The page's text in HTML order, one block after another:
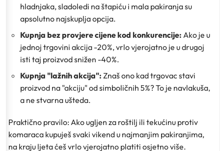
hladnjaka, sladoledi na štapiću i mala pakiranja su
apsolutno najskuplja opcija.
Kupnja bez provjere cijene kod konkurencije: Ako je u
jednoj trgovini akcija -20%, vrlo vjerojatno je u drugoj
isti taj proizvod snižen -40%.
Kupnja "lažnih akcija": Znaš ono kad trgovac stavi
proizvod na "akciju" od simboličnih 5%? To je navlakuša,
a ne stvarna ušteda.
Praktično pravilo: Ako ugljen za roštilj ili tekućinu protiv
komaraca kupuješ svaki vikend u najmanjim pakiranjima,
na kraju ljeta ćeš vrlo vjerojatno platiti osjetno više.